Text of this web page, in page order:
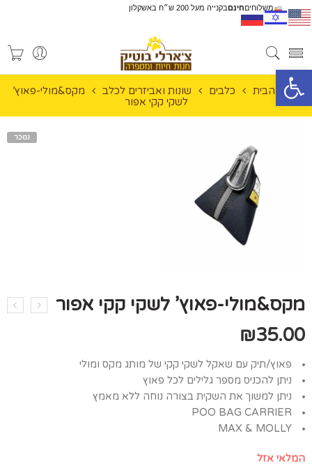
פתח סרגל נגישות
משלוחיםחינםבקנייה מעל 200 ש״ח באשקלון
עמוד הבית כלבים שונות ואביזרים לכלב
מקס&מולי-פאוץ’
לשקי קקי אפור
נמכר
מקס&מולי-פאוץ’ לשקי קקי אפור
₪35.00
פאוץ/תיק עם שאקל לשקי קקי של מותג מקס ומולי
ניתן להכניס מספר גלילים לכל פאוץ
ניתן למשוך את השקית בצורה נוחה ללא מאמץ
POO BAG CARRIER
MAX & MOLLY
המלאי אזל